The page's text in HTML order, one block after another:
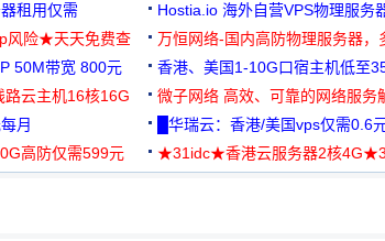
租用仅需
Hostia.io 海外自营VPS物理服务
风险★天天免费查
万恒网络-国内高防物理服务器，
99元/月起
50M带宽 800元 香港、美国1-10G口宿主机低至
云主机16核16G
微子网络 高效、可靠的网络服务
月 █华瑞云：香港/美国vps仅需0.6
高防仅需599元
★31idc★香港云服务器2核